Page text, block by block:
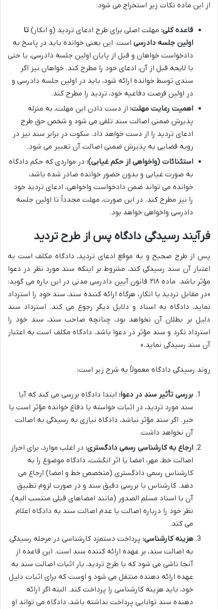
از این ماده نکات زیر استخراج می شود:
قاعده کلی: مهلت اصلی برای طرح ادعای تردید (و انکار) تا
اولین جلسه دادرسی است. این یعنی خوانده باید در پاسخ به
دادخواست خواهان و قبل از پایان اولین جلسه دادرسی، یا حتی
با لایحه قبل از آن، ادعای خود را مطرح کند. خواهان نیز اگر
سندی توسط خوانده ارائه شود، باید در اولین جلسه دادرسی و
در اولین فرصت دفاعیه خود، تردید را مطرح کند.
اهمیت رعایت مهلت: از دست دادن این مهلت، به منزله
پذیرش ضمنی اصالت سند تلقی می شود و شخص حق طرح
ادعای تردید را از دست خواهد داد. سکوت در برابر سند نیز در
رویه قضایی به پذیرش ضمنی اصالت آن تعبیر می شود.
استثنائات (واخواهی از حکم غیابی): در مواردی که حکم دادگاه
به صورت غیابی و بدون حضور خوانده صادر شده باشد،
خوانده می تواند ضمن دادخواست واخواهی، ادعای تردید خود
را نیز مطرح کند. در این صورت، مهلت مجدداً تا اولین جلسه
دادرسی واخواهی خواهد بود.
فرآیند رسیدگی دادگاه پس از طرح تردید
پس از طرح صحیح و به موقع ادعای تردید، دادگاه مکلف است به
اعتبار آن سند رسیدگی کند، مشروط بر اینکه سند مورد نظر در دعوا
مؤثر باشد. ماده ۲۱۸ قانون آیین دادرسی مدنی در این باره می گوید:
«در مقابل تردید یا انکار، هرگاه ارائه کننده سند، سند خود را استرداد
نماید، دادگاه به اسناد و دلایل دیگر رجوع می کند. استرداد سند
دلیل بر بطلان آن نخواهد بود، چنانچه صاحب سند، سند خود را
استرداد نکرد و سند مؤثر در دعوا باشد، دادگاه مکلف است به اعتبار
آن سند رسیدگی نماید.»
روند رسیدگی دادگاه معمولاً به شرح زیر است:
بررسی تأثیر سند در دعوا: ابتدا دادگاه بررسی می کند که آیا
سند مورد تردید، در اثبات خواسته یا دفاع خوانده مؤثر است یا
خیر. اگر سند مؤثر نباشد، دادگاه نیازی به رسیدگی به اصالت
آن نخواهد داشت.
ارجاع به کارشناسی رسمی دادگستری: در اغلب موارد، برای احراز
اصالت خط، مهر، امضا یا اثر انگشت، دادگاه موضوع را به
کارشناس رسمی دادگستری (متخصص خط و امضا) ارجاع می
دهد. کارشناس با بررسی دقیق سند و در صورت لزوم تطبیق
آن با اسناد مسلم الصدور (مانند امضاهای قبلی منتسب الیه)،
نظر خود را درباره اصالت یا عدم اصالت سند به دادگاه اعلام
می کند.
هزینه کارشناسی: پرداخت دستمزد کارشناسی در مرحله رسیدگی
به اصالت سند، بر عهده ارائه کننده سند است. این قاعده از
آنجا ناشی می شود که با طرح تردید، بار اثبات اصالت سند به
عهده ارائه دهنده منتقل می شود و اوست که برای اثبات دلیل
خود، باید هزینه کارشناسی را پرداخت کند. البته اگر ارائه
دهنده سند توانایی پرداخت نداشته باشد، دادگاه می تواند او